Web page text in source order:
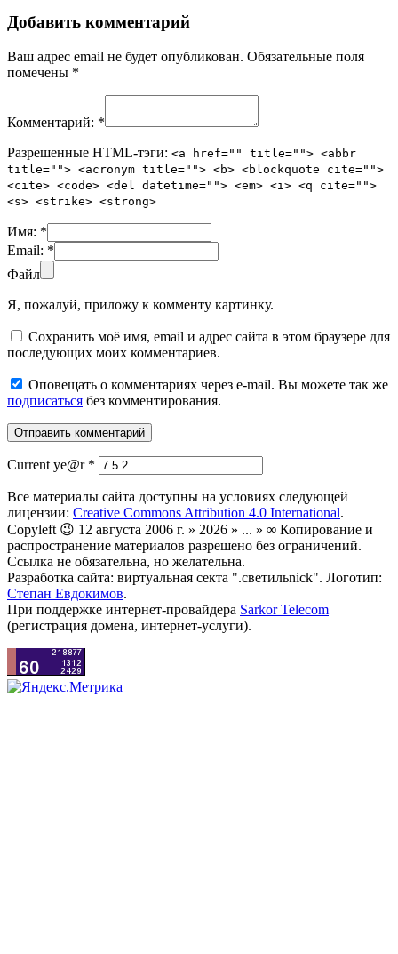
Добавить комментарий
Ваш адрес email не будет опубликован. Обязательные поля
помечены *
Комментарий: *
Разрешенные HTML-тэги: <a href="" title=""> <abbr
title=""> <acronym title=""> <b> <blockquote cite="">
<cite> <code> <del datetime=""> <em> <i> <q cite="">
<s> <strike> <strong>
Имя: *
Email: *
Файл
Я, пожалуй, приложу к комменту картинку.
Сохранить моё имя, email и адрес сайта в этом браузере для
последующих моих комментариев.
Оповещать о комментариях через e-mail. Вы можете так же
подписаться без комментирования.
Current ye@r *
Все материалы сайта доступны на условиях следующей
лицензии: Creative Commons Attribution 4.0 International.
Copyleft 😉 12 августа 2006 г. » 2026 » ... » ∞ Копирование и
распространение материалов разрешено без ограничений.
Ссылка не обязательна, но желательна.
Разработка сайта: виртуальная секта ".светильnick". Логотип:
Степан Евдокимов.
При поддержке интернет-провайдера Sarkor Telecom
(регистрация домена, интернет-услуги).